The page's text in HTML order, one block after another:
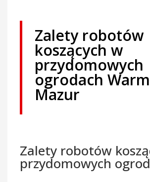
Zalety robotów
koszących w
przydomowych
ogrodach
Mazur
Zalety robotów
przydomowych